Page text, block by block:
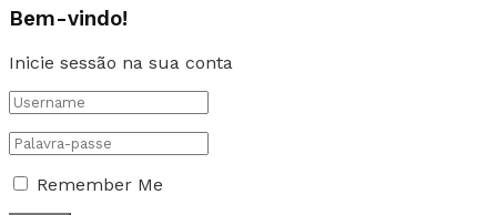
Bem-vindo!
Inicie sessão na sua conta
Remember Me